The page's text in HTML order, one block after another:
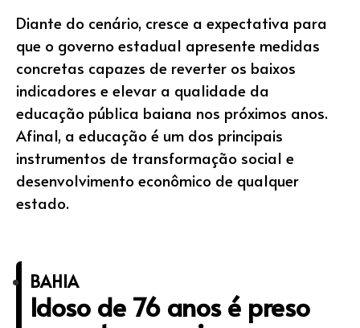
Diante do cenário, cresce a expectativa para
que o governo estadual apresente medidas
concretas capazes de reverter os baixos
indicadores e elevar a qualidade da
educação pública baiana nos próximos anos.
Afinal, a educação é um dos principais
instrumentos de transformação social e
desenvolvimento econômico de qualquer
estado.
BAHIA
Idoso de 76 anos é preso